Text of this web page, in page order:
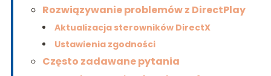
Rozwiązywanie problemów z DirectPlay
Aktualizacja sterowników DirectX
Ustawienia zgodności
Często zadawane pytania